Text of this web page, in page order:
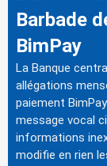
Barbade
BimPay
La Banque
allégations
paiement
message vocal
informations
modifie en rien